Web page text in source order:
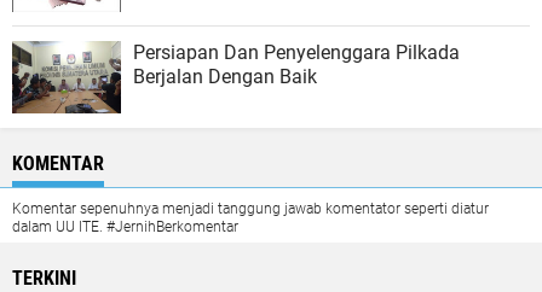
Persiapan Dan Penyelenggara Pilkada
Berjalan Dengan Baik
KOMENTAR
Komentar sepenuhnya menjadi tanggung jawab komentator seperti diatur
dalam UU ITE. #JernihBerkomentar
TERKINI